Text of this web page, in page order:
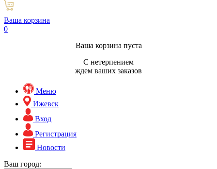
Ваша корзина
0
Ваша корзина пуста
С нетерпением
ждем ваших заказов
Меню
Ижевск
Вход
Регистрация
Новости
Ваш город: